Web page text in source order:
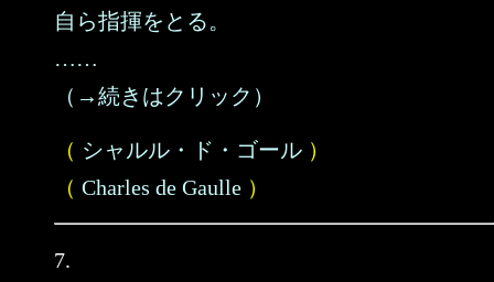
自ら指揮をとる。
……
（→続きはクリック）
（ シャルル・ド・ゴール ）
（ Charles de Gaulle ）
7.